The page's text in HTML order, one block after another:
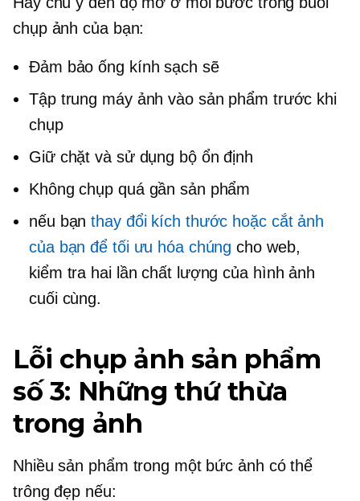
chụp ảnh của bạn:
Đảm bảo ống kính sạch sẽ
Tập trung máy ảnh vào sản phẩm trước khi
chụp
Giữ chặt và sử dụng bộ ổn định
Không chụp quá gần sản phẩm
nếu bạnthay đổi kích thước hoặc cắt ảnh
của bạn để tối ưu hóa chúng cho web,
kiểm tra hai lần chất lượng của hình ảnh
cuối cùng.
Lỗi chụp ảnh sản phẩm
số 3: Những thứ thừa
trong ảnh
Nhiều sản phẩm trong một bức ảnh có thể
trông đẹp nếu: